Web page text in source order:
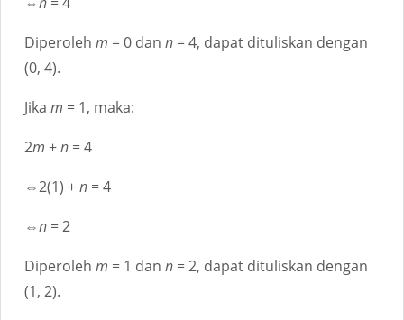
Diperoleh m = 0 dan n = 4, dapat dituliskan dengan
(0, 4).
Jika m = 1, maka:
2m +n = 4
⇔2(1) +n = 4
⇔n = 2
Diperoleh m = 1 dan n = 2, dapat dituliskan dengan
(1, 2).